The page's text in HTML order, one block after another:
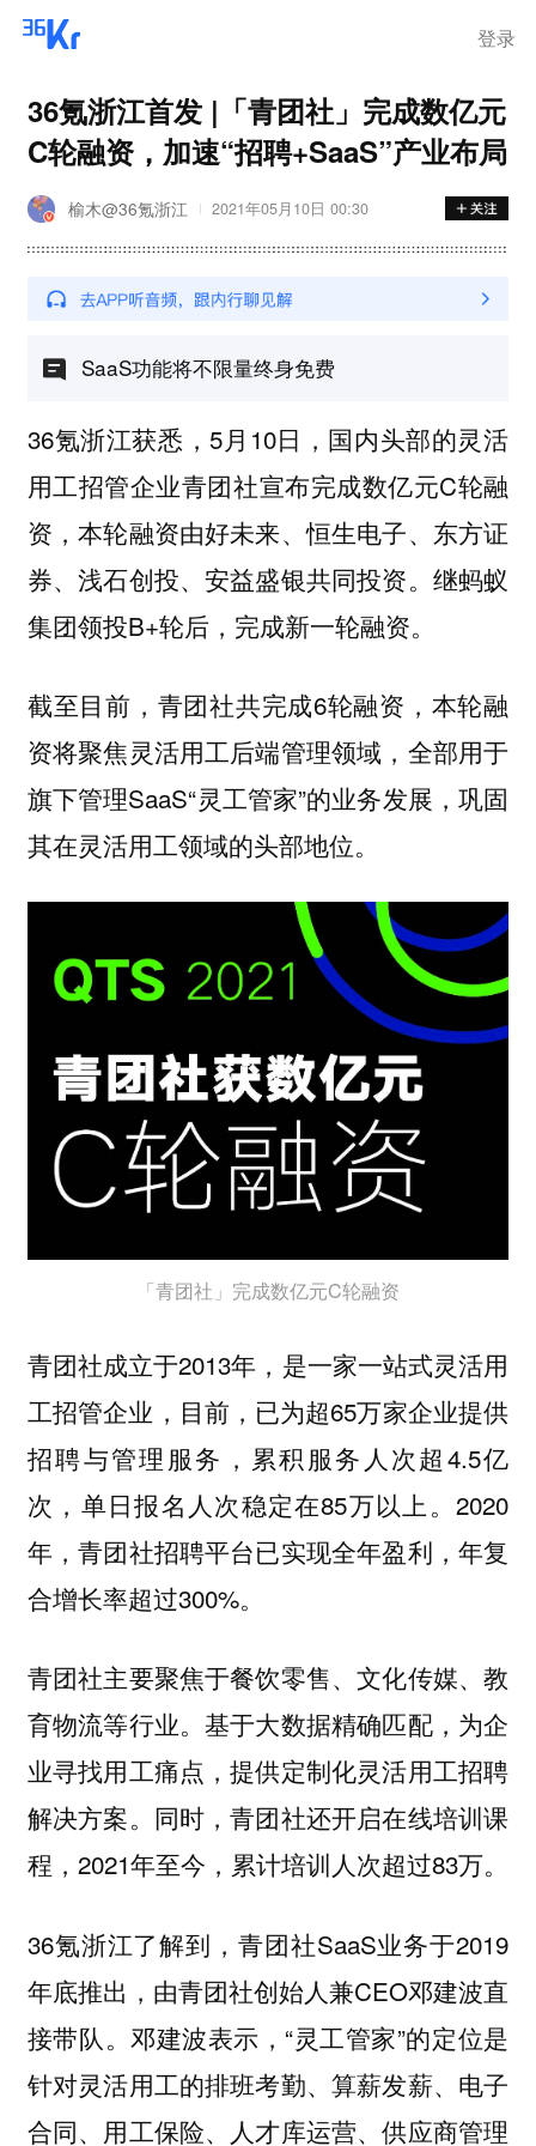
登录
36氪浙江首发 |「青团社」完成数亿元
C轮融资，加速“招聘+SaaS”产业布局
榆木@36氪浙江 2021年05月10日 00:30
SaaS功能将不限量终身免费
36氪浙江获悉，5月10日，国内头部的灵活
用工招管企业青团社宣布完成数亿元C轮融
资，本轮融资由好未来、恒生电子、东方证
券、浅石创投、安益盛银共同投资。继蚂蚁
集团领投B+轮后，完成新一轮融资。
截至目前，青团社共完成6轮融资，本轮融
资将聚焦灵活用工后端管理领域，全部用于
旗下管理SaaS“灵工管家”的业务发展，巩固
其在灵活用工领域的头部地位。
「青团社」完成数亿元C轮融资
青团社成立于2013年，是一家一站式灵活用
工招管企业，目前，已为超65万家企业提供
招聘与管理服务，累积服务人次超4.5亿
次，单日报名人次稳定在85万以上。2020
年，青团社招聘平台已实现全年盈利，年复
合增长率超过300%。
青团社主要聚焦于餐饮零售、文化传媒、教
育物流等行业。基于大数据精确匹配，为企
业寻找用工痛点，提供定制化灵活用工招聘
解决方案。同时，青团社还开启在线培训课
程，2021年至今，累计培训人次超过83万。
36氪浙江了解到，青团社SaaS业务于2019
年底推出，由青团社创始人兼CEO邓建波直
接带队。邓建波表示，“灵工管家”的定位是
针对灵活用工的排班考勤、算薪发薪、电子
合同、用工保险、人才库运营、供应商管理